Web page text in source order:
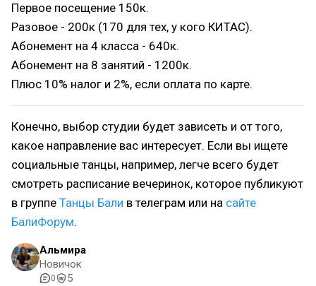
Первое посещение 150к.
Разовое - 200к (170 для тех, у кого КИТАС).
Абонемент на 4 класса - 640к.
Абонемент на 8 занятий - 1200к.
Плюс 10% налог и 2%, если оплата по карте.
Конечно, выбор студии будет зависеть и от того,
какое направление вас интересует. Если вы ищете
социальные танцы, например, легче всего будет
смотреть расписание вечеринок, которое публикуют
в группе Танцы Бали в телеграм или на сайте
БалиФорум.
Альмира
Новичок
0 5